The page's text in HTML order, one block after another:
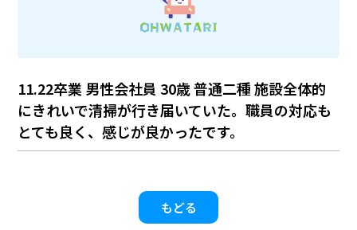
11.22卒業 男性会社員 30歳 普通二種 施設全体的
にきれいで清掃が行き届いていた。職員の対応も
とても良く、感じが良かったです。
もどる